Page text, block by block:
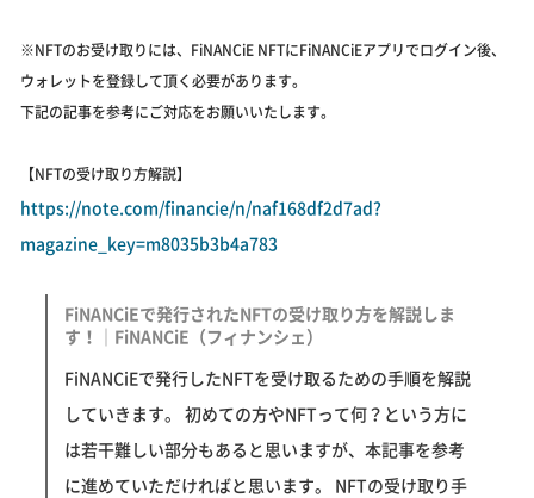
※NFTのお受け取りには、FiNANCiE NFTにFiNANCiEアプリでログイン後、
ウォレットを登録して頂く必要があります。
下記の記事を参考にご対応をお願いいたします。
【NFTの受け取り方解説】
https://note.com/financie/n/naf168df2d7ad?
magazine_key=m8035b3b4a783
FiNANCiEで発行されたNFTの受け取り方を解説しま
す！｜FiNANCiE（フィナンシェ）
FiNANCiEで発行したNFTを受け取るための手順を解説
していきます。 初めての方やNFTって何？という方に
は若干難しい部分もあると思いますが、本記事を参考
に進めていただければと思います。 NFTの受け取り手